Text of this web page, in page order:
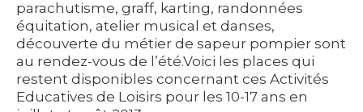
parachutisme, graff, karting, randonnées
équitation, atelier musical et danses,
découverte du métier de sapeur pompier sont
au rendez-vous de l’été.Voici les places qui
restent disponibles concernant ces Activités
Educatives de Loisirs pour les 10-17 ans en